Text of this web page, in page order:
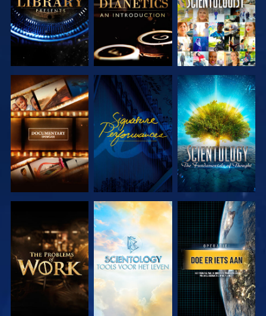
VERKEN DE
SERIE
KIJK
VERKEN DE
SERIE
VERKEN DE
SERIE
VERKEN DE
SERIE
KIJK